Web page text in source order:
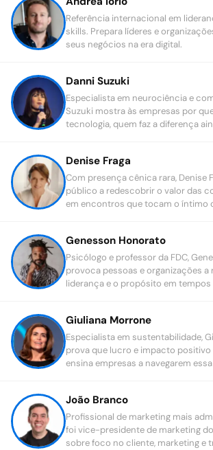
Referência internacional em
skills. Prepara líderes e
seus negócios na era digital.
Danni Suzuki
Especialista em neurociência e
Suzuki mostra às empresas por
tecnologia, quem faz a diferença
Denise Fraga
Com presença cênica rara, Denise
público a redescobrir o valor das
em encontros que tocam o íntimo
Genesson Honorato
Psicólogo e professor da FDC,
provoca pessoas e organizações a
liderança e o propósito em tempos
Giuliana Morrone
Especialista em sustentabilidade,
prova que lucro e impacto
ensina empresas a navegarem
João Branco
Profissional de marketing mais
foi vice-presidente de marketing do
sobre foco no cliente, marketing e